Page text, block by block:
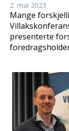
2. mai 2023
Mange
presenterte